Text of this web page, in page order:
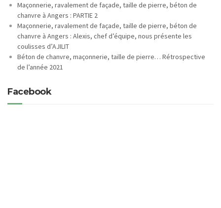
Maçonnerie, ravalement de façade, taille de pierre, béton de
chanvre à Angers : PARTIE 2
Maçonnerie, ravalement de façade, taille de pierre, béton de
chanvre à Angers : Alexis, chef d’équipe, nous présente les
coulisses d’AJILIT
Béton de chanvre, maçonnerie, taille de pierre… Rétrospective
de l’année 2021
Facebook